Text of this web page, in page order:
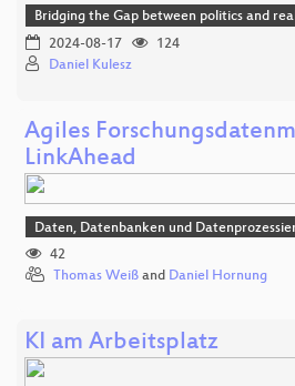
Bridging the Gap between politics and
2024-08-17
124
Daniel Kulesz
Agiles
LinkAhead
Daten, Datenbanken und
42
Thomas Weiß and Daniel Hornung
KI am Arbeitsplatz